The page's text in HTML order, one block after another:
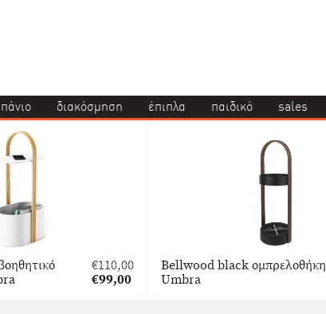
διακόσμηση έπιπλα παιδικό sales
€110,00
Original
price
€99,00
Bellwood black
Umbra